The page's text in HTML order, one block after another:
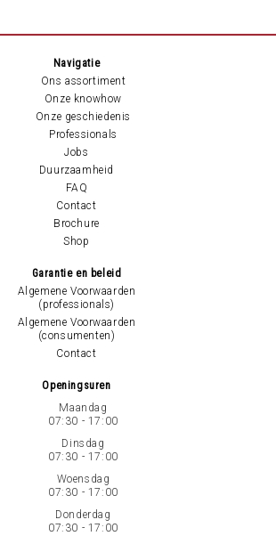
Navigatie
Ons assortiment
Onze knowhow
Onze geschiedenis
Professionals
Jobs
Duurzaamheid
FAQ
Contact
Brochure
Shop
Garantie en beleid
Algemene Voorwaarden
(professionals)
Algemene Voorwaarden
(consumenten)
Contact
Openingsuren
Maandag
07:30 - 17:00
Dinsdag
07:30 - 17:00
Woensdag
07:30 - 17:00
Donderdag
07:30 - 17:00